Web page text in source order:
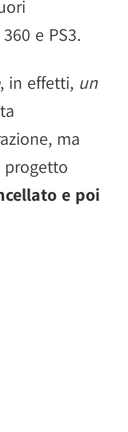
e PS3.
, in effetti, un
ma
progetto
e poi